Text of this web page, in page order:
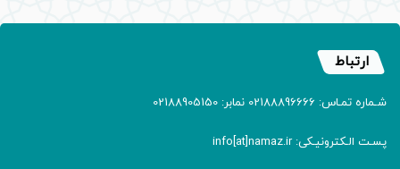
ارتباط
شـماره تمـاس: 02188896666 نمابر: 02188905150
پسـت الـکترونیـکی: info[at]namaz.ir